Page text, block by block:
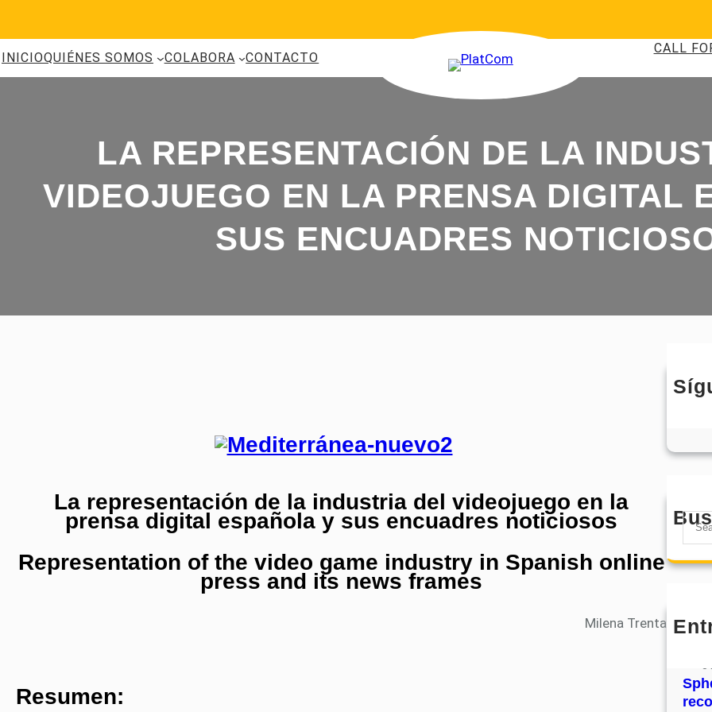
INICIOQUIÉNES SOMOS COLABORA CONTACTO
CALL
LA REPRESENTACIÓN DE LA
VIDEOJUEGO EN LA PRENSA DIGITAL
SUS ENCUADRES
La representación de la industria del videojuego en la
prensa digital española y sus encuadres noticiosos
Representation of the video game industry in Spanish online
press and its news frames
Milena Trenta
Resumen:
S
a